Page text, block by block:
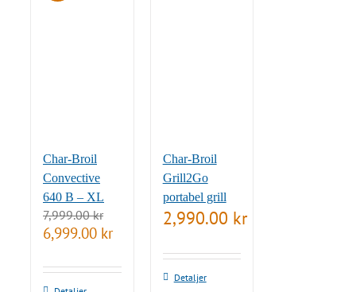
Char-Broil
Convective
640 B – XL
7,999.00kr
Det
ursprungliga
var:
6,999.00 krDet
är:
Char-Broil
Grill2Go
portabel grill
2,990.00 kr
Detaljer